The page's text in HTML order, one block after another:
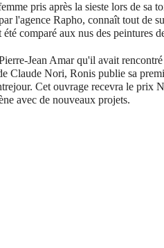
pris après la sieste lors de sa
l'agence Rapho, connaît tout de
comparé aux nus des peintures
Jean Amar qu'il avait
Claude Nori, Ronis publie sa
Cet ouvrage recevra le prix
avec de nouveaux projets.